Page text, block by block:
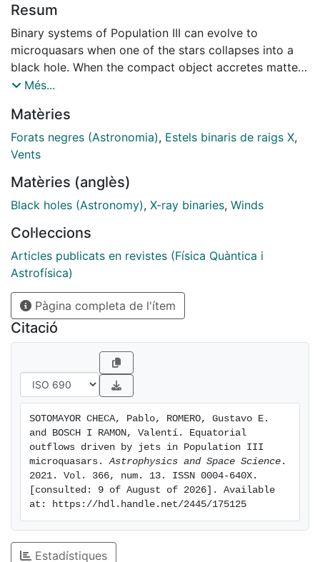
Resum
Binary systems of Population III can evolve to
microquasars when one of the stars collapses into a
black hole. When the compact object accretes matter
at a rate greater than the Eddington rate, powerful jets
form. We investigate the structure of the jet-wind
system for a model of Population III microquasar on
scales beyond the jet-wind formation region. Using
ratio of kinetic power between the jet and the disk
wind determines the configuration of the system.
a narrow channel, collimated by the dense outflow.
When the jet dominates the power of the system, part
of its energy is diverted turning the wind into a quasi-
equatorial flow, while the jet widens. From the results
of our simulations, we implement semi-analytical
calculations of the impact of the quasi-equatorial wind
on scales of the order of the size of the binary system.
Our results indicate that Population III microquasars
might inject gamma rays and relativistic particles into
the early intergalactic medium, contributing to its
Més...
Matèries
Forats negres (Astronomia), Estels binaris de raigs X,
Vents
Matèries (anglès)
Black holes (Astronomy), X-ray binaries, Winds
Col·leccions
Articles publicats en revistes (Física Quàntica i
Astrofísica)
Pàgina completa de l'ítem
Citació
SOTOMAYOR CHECA, Pablo, ROMERO, Gustavo E.
and BOSCH I RAMON, Valentí. Equatorial
outflows driven by jets in Population III
microquasars. Astrophysics and Space Science .
2021. Vol. 366, num. 13. ISSN 0004-640X.
[consulted: 9 of August of 2026]. Available
at: https://hdl.handle.net/2445/175125
Estadístiques